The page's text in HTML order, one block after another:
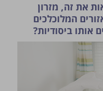
את זה, מזרון
המלוכלכים
אותו ביסודיות?